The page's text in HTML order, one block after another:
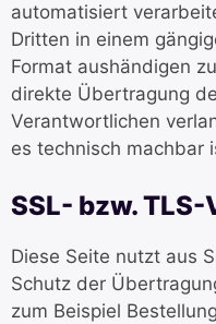
automatisiert
Dritten in einem
Format aushändigen
direkte Übertragung
Verantwortlichen
es technisch machbar
SSL- bzw.
Diese Seite nutzt aus
Schutz der
zum Beispiel